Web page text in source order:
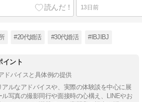
13日前
#20代婚活 #30代婚活 #IBJIBJ
イント
ドバイスと具体例の提供
ルなアドバイスや、実際の体験談を中心に展
写真の撮影同行や面接時の心構え、LINEやお